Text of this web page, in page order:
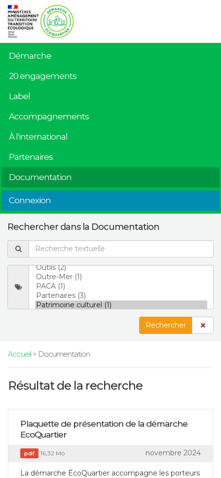
Démarche
20 engagements
Label
Accompagnements
À l'international
Partenaires
Documentation
Connexion
Rechercher dans la Documentation
Rechercher
Accueil> Documentation
Résultat de la recherche
Plaquette de présentation de la démarche
EcoQuartier
pdf 16,32 Mo novembre 2024
La démarche ÉcoQuartier accompagne les porteurs